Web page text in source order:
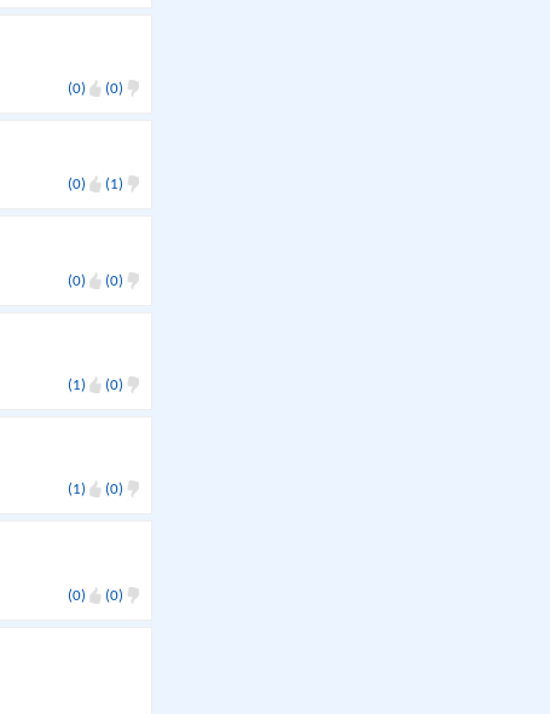
(0) (0)
(0) (1)
(0) (0)
(1) (0)
(1) (0)
(0) (0)